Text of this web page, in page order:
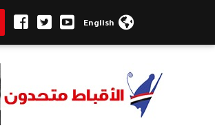
English